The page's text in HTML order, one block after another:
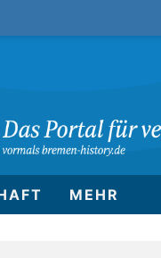
MEHR